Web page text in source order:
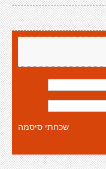
שכחתי סיסמה